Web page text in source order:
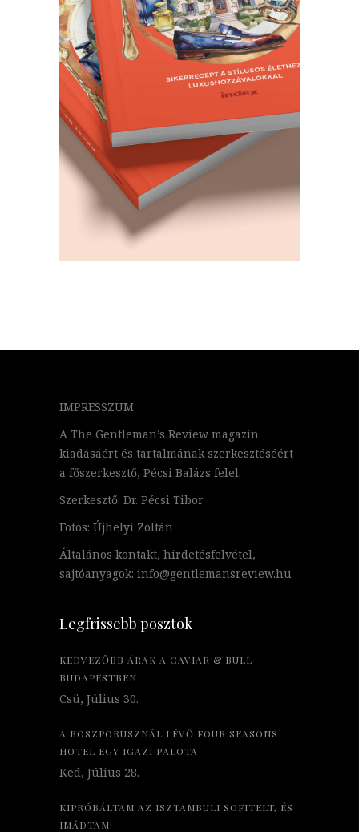
IMPRESSZUM
A The Gentleman’s Review magazin
kiadásáért és tartalmának szerkesztéséért
a főszerkesztő, Pécsi Balázs felel.
Szerkesztő: Dr. Pécsi Tibor
Fotós: Újhelyi Zoltán
Általános kontakt, hirdetésfelvétel,
sajtóanyagok: info@gentlemansreview.hu
Legfrissebb posztok
KEDVEZŐBB ÁRAK A CAVIAR & BULL
BUDAPESTBEN
Csü, Július 30.
A BOSZPORUSZNÁL LÉVŐ FOUR SEASONS
HOTEL EGY IGAZI PALOTA
Ked, Július 28.
KIPRÓBÁLTAM AZ ISZTAMBULI SOFITELT, ÉS
IMÁDTAM!